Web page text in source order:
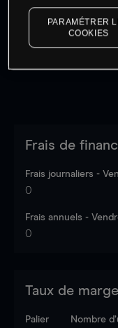
dernières
Frais de
Frais journaliers -
0
Frais annuels -
0
Taux de marge
Palier Nombre
PARAMÉTRER
COOKIES